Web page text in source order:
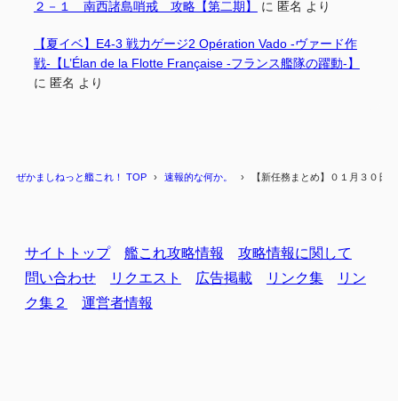
２－１ 南西諸島哨戒 攻略【第二期】 に 匿名 より
【夏イベ】E4-3 戦力ゲージ2 Opération Vado -ヴァード作
戦-【L’Élan de la Flotte Française -フランス艦隊の躍動-】
に 匿名 より
ぜかましねっと艦これ！ TOP 速報的な何か。 【新任務まとめ】０１月３０日
サイトトップ 艦これ攻略情報
攻略情報に関して
問い合わせ
リクエスト 広告掲載 リンク集
リン
ク集２
運営者情報